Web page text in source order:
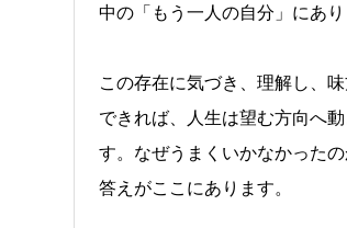
中の「もう一人の自分」にあり
この存在に気づき、理解し、味
できれば、人生は望む方向へ動
す。なぜうまくいかなかった
答えがここにあります。